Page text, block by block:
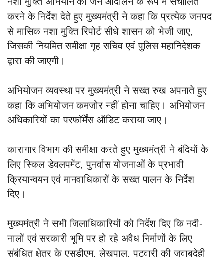
करने के निर्देश देते हुए मुख्यमंत्री ने कहा कि प्रत्येक जनपद
से मासिक नशा मुक्ति रिपोर्ट सीधे शासन को भेजी जाए,
जिसकी नियमित समीक्षा गृह सचिव एवं पुलिस महानिदेशक
द्वारा की जाएगी।
अभियोजन व्यवस्था पर मुख्यमंत्री ने सख्त रुख अपनाते हुए
कहा कि अभियोजन कमजोर नहीं होना चाहिए। अभियोजन
अधिकारियों का परफॉर्मेंस ऑडिट कराया जाए।
कारागार विभाग की समीक्षा करते हुए मुख्यमंत्री ने बंदियों के
लिए स्किल डेवलपमेंट, पुनर्वास योजनाओं के प्रभावी
क्रियान्वयन एवं मानवाधिकारों के सख्त पालन के निर्देश
दिए।
मुख्यमंत्री ने सभी जिलाधिकारियों को निर्देश दिए कि नदी-
नालों एवं सरकारी भूमि पर हो रहे अवैध निर्माणों के लिए
संबंधित क्षेत्र के एसडीएम, लेखपाल, पटवारी की जवाबदेही